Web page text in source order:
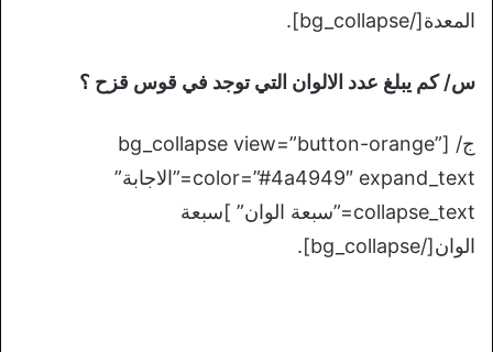
المعدة[/bg_collapse].
س/ كم يبلغ عدد الالوان التي توجد في قوس قزح ؟
ج/ [bg_collapse view=”button-orange”
color=”#4a4949″ expand_text=”الاجابة”
collapse_text=”سبعة الوان” ]سبعة
الوان[/bg_collapse].